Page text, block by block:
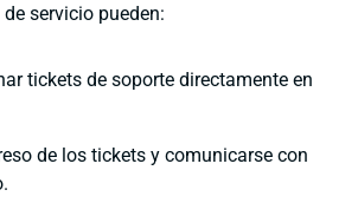
servicio pueden:
tickets de soporte directamente en
de los tickets y comunicarse con